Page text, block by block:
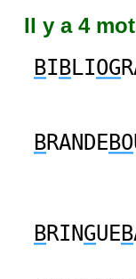
Il y a 4
BI BLIOG
BRANDEBO
BRINGUEB